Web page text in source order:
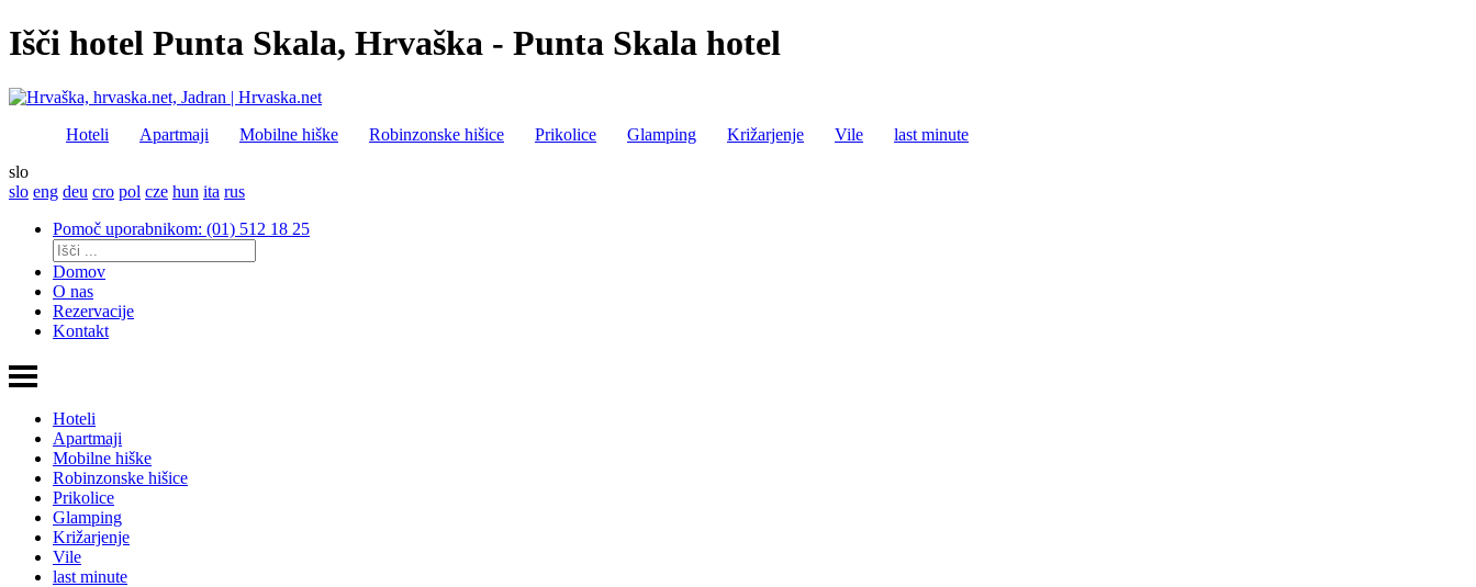
Išči hotel Punta Skala, Hrvaška - Punta Skala hotel
Hoteli Apartmaji Mobilne hiške Robinzonske hišice Prikolice Glamping Križarjenje Vile
last minute
slo
slo eng deu cro pol cze hun ita rus
Pomoč uporabnikom: (01) 512 18 25
Domov
O nas
Rezervacije
Kontakt
Hoteli
Apartmaji
Mobilne hiške
Robinzonske hišice
Prikolice
Glamping
Križarjenje
Vile
last minute